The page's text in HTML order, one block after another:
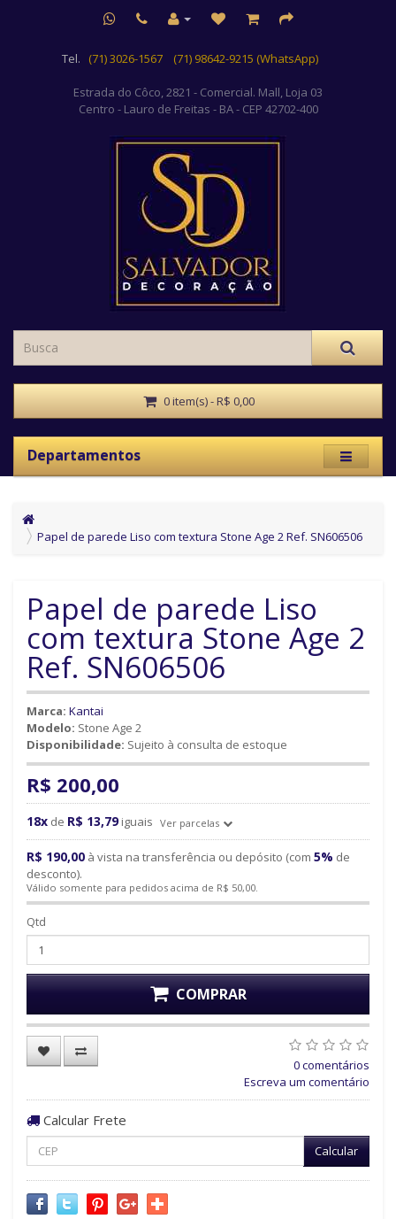
Tel. (71) 3026-1567 (71) 98642-9215 (WhatsApp)
Estrada do Côco, 2821 - Comercial. Mall, Loja 03
Centro - Lauro de Freitas - BA - CEP 42702-400
0 item(s) - R$ 0,00
Departamentos
Papel de parede Liso com textura Stone Age 2 Ref. SN606506
Papel de parede Liso
com textura Stone Age 2
Ref. SN606506
Marca: Kantai
Modelo: Stone Age 2
Disponibilidade: Sujeito à consulta de estoque
R$ 200,00
18x de R$ 13,79 iguais Ver parcelas
R$ 190,00 à vista na transferência ou depósito (com 5% de
desconto).
Válido somente para pedidos acima de R$ 50,00.
Qtd
COMPRAR
0 comentários
Escreva um comentário
Calcular Frete
Calcular